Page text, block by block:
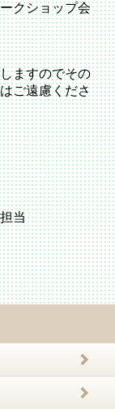
クショップ会
ますのでその
ご遠慮くださ
当